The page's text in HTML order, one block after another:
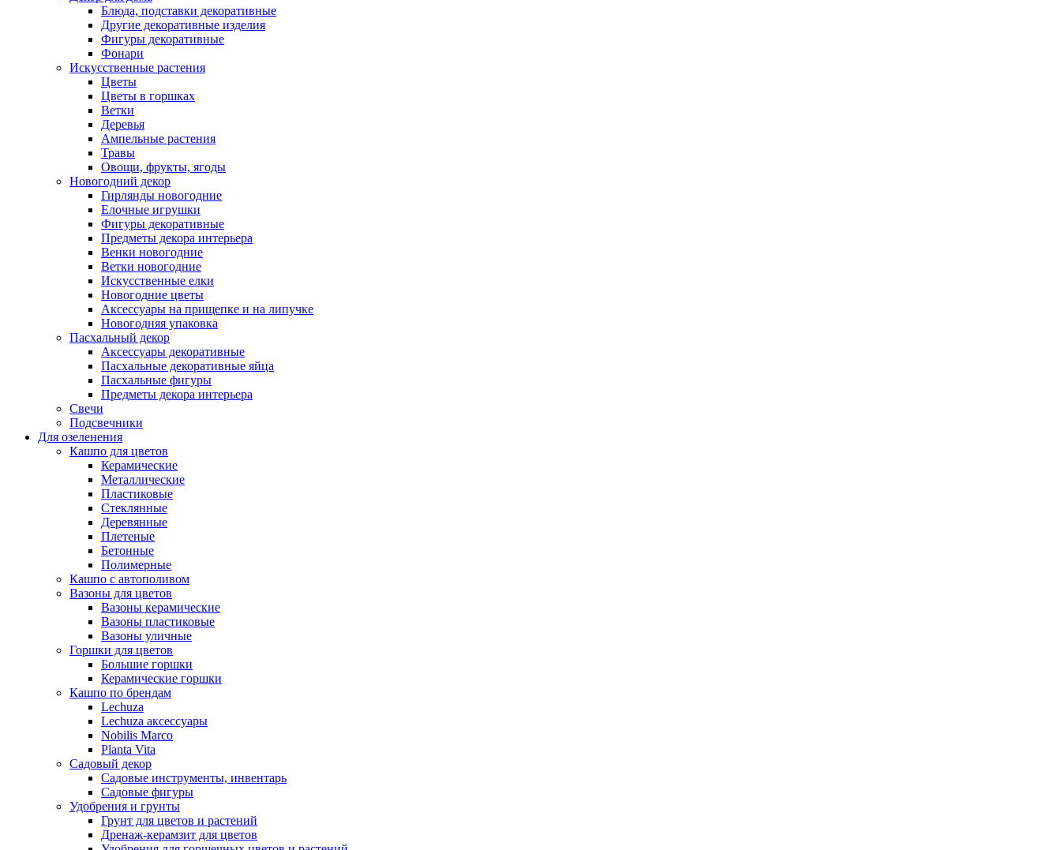
Блюда, подставки декоративные
Другие декоративные изделия
Фигуры декоративные
Фонари
Искусственные растения
Цветы
Цветы в горшках
Ветки
Деревья
Ампельные растения
Травы
Овощи, фрукты, ягоды
Новогодний декор
Гирлянды новогодние
Елочные игрушки
Фигуры декоративные
Предметы декора интерьера
Венки новогодние
Ветки новогодние
Искусственные елки
Новогодние цветы
Аксессуары на прищепке и на липучке
Новогодняя упаковка
Пасхальный декор
Аксессуары декоративные
Пасхальные декоративные яйца
Пасхальные фигуры
Предметы декора интерьера
Свечи
Подсвечники
Для озеленения
Кашпо для цветов
Керамические
Металлические
Пластиковые
Стеклянные
Деревянные
Плетеные
Бетонные
Полимерные
Кашпо с автополивом
Вазоны для цветов
Вазоны керамические
Вазоны пластиковые
Вазоны уличные
Горшки для цветов
Большие горшки
Керамические горшки
Кашпо по брендам
Lechuza
Lechuza аксессуары
Nobilis Marco
Planta Vita
Садовый декор
Садовые инструменты, инвентарь
Садовые фигуры
Удобрения и грунты
Грунт для цветов и растений
Дренаж-керамзит для цветов